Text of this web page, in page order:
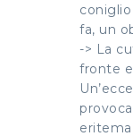
fa, un
-> La
fronte